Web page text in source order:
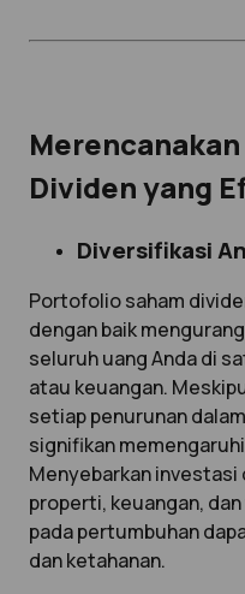
Dividen yang
Diversifikasi
Portofolio saham
dengan baik
seluruh uang Anda di
atau keuangan.
setiap penurunan
signifikan
Menyebarkan
properti, keuangan,
pada pertumbuhan
dan ketahanan.